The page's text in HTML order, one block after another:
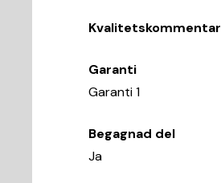
Kvalitetskommentar
Garanti
Garanti 1
Begagnad del
Ja